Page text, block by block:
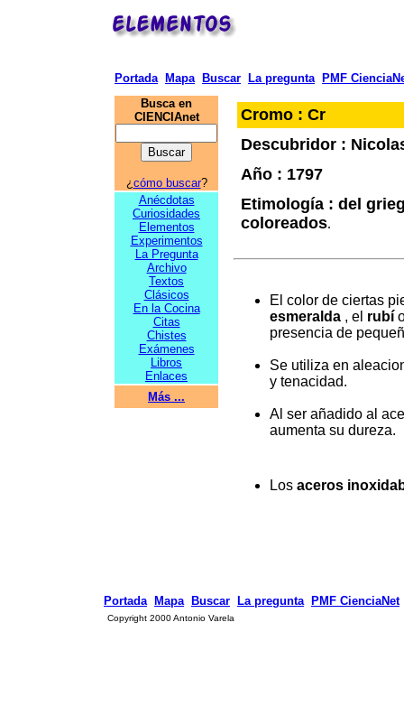
Portada Mapa Buscar La pregunta
PMF
Busca en
CIENCIAnet
¿ cómo buscar?
Anécdotas
Curiosidades
Elementos
Experimentos
La Pregunta
Archivo
Textos
Clásicos
En la Cocina
Citas
Chistes
Exámenes
Libros
Enlaces
Más ...
Cromo : Cr
Descubridor :
Año : 1797
Etimología : del
coloreados.
El color de ciertas
esmeralda , el rubí
presencia de
Se utiliza en
y tenacidad.
Al ser añadido al
aumenta su dureza.
Los aceros
Portada Mapa Buscar La pregunta PMF CienciaNet
Copyright 2000 Antonio Varela